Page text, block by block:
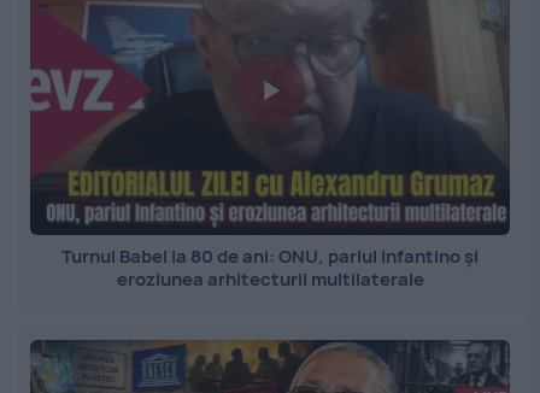
Turnul Babel la 80 de ani: ONU, pariul Infantino și
eroziunea arhitecturii multilaterale